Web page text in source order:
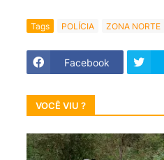
Tags POLÍCIA ZONA NORTE
Facebook
VOCÊ VIU ?